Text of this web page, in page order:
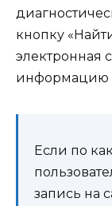
кнопку
электронная
информацию о
Если по
запись на